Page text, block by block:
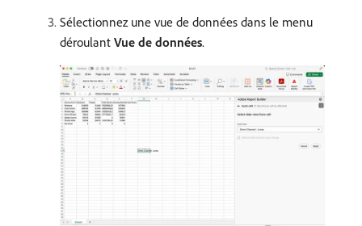
Sélectionnez une vue de données dans le menu
déroulant Vue de données.